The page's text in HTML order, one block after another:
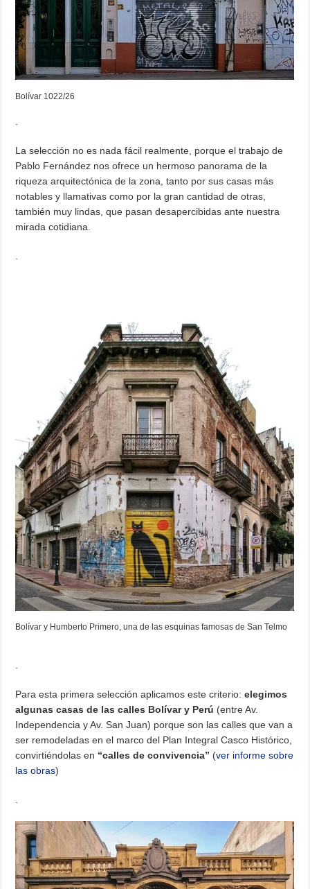
Bolívar 1022/26
La selección no es nada fácil realmente, porque el trabajo de
Pablo Fernández nos ofrece un hermoso panorama de la
riqueza arquitectónica de la zona, tanto por sus casas más
notables y llamativas como por la gran cantidad de otras,
también muy lindas, que pasan desapercibidas ante nuestra
mirada cotidiana.
Bolívar y Humberto Primero, una de las esquinas famosas de San Telmo
.
Para esta primera selección aplicamos este criterio:elegimos
algunas casas de las calles Bolívar y Perú (entre Av.
Independencia y Av. San Juan) porque son las calles que van a
ser remodeladas en el marco del Plan Integral Casco Histórico,
convirtiéndolas en “calles de convivencia” (ver informe sobre
las obras)
.